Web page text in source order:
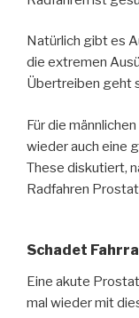
Natürlich gibt es
die extremen
Übertreiben geht
Für die
wieder auch eine
These diskutiert,
Radfahren
Schadet
Eine akute
mal wieder mit